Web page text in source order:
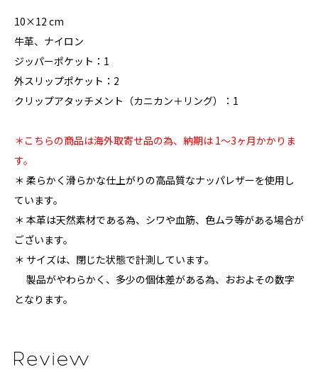
10×12 cm
牛革、ナイロン
ジッパーポケット：1
外スリップポケット：2
クリップアタッチメント（カニカン＋リング）：1
＊こちらの商品は海外取寄せ品の為、納期は 1〜3ヶ月かかりま
す。
＊ 柔らかく滑らかな仕上がりの高品質なナッパレザーを使用し
ています。
＊ 本革は天然素材である為、シワや血筋、色ムラ等がある場合が
ございます。
＊ サイズは、閉じた状態で計測しています。
製品がやわらかく、多少の個体差がある為、おおよその数字
となります。